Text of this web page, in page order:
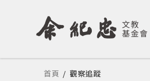
您在這裡
首頁 / 觀察追蹤